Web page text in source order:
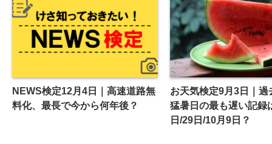
NEWS検定12月4日｜高速道路無
料化、最長で今から何年後？
お天気検定9月3日｜過
猛暑日の最も遅い記録
日/29日/10月9日？